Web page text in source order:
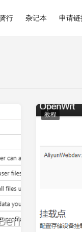
行 杂记本 申请链
教程